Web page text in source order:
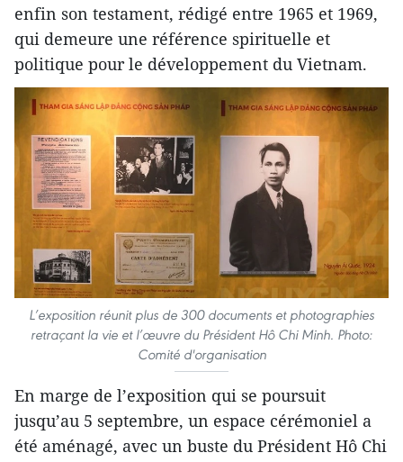
enfin son testament, rédigé entre 1965 et 1969,
qui demeure une référence spirituelle et
politique pour le développement du Vietnam.
L’exposition réunit plus de 300 documents et photographies
retraçant la vie et l’œuvre du Président Hô Chi Minh. Photo:
Comité d'organisation
En marge de l’exposition qui se poursuit
jusqu’au 5 septembre, un espace cérémoniel a
été aménagé, avec un buste du Président Hô Chi